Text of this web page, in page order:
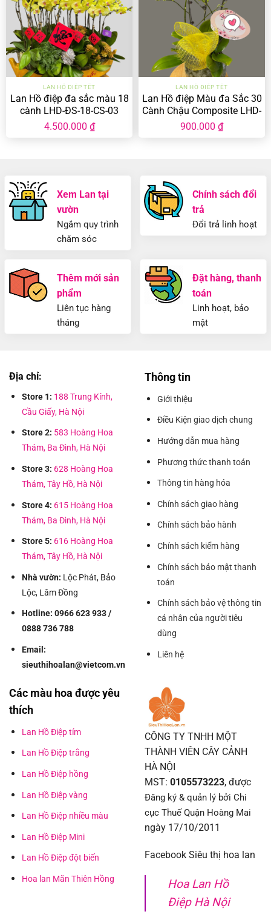
LAN HỒ ĐIỆP TẾT
Lan Hồ điệp đa sắc màu 18
cành LHD-ĐS-18-CS-03
4.500.000 ₫
LAN HỒ ĐIỆP TẾT
Lan Hồ điệp Màu đa Sắc 30
Cành Chậu Composite LHD-
MĐ-30-CC-01
900.000 ₫
Xem Lan tại
vườn
Ngắm quy trình
chăm sóc
Chính sách đổi
trả
Đổi trả linh hoạt
Thêm mới sản
phẩm
Liên tục hàng
tháng
Đặt hàng, thanh
toán
Linh hoạt, bảo
mật
Địa chỉ:
Store 1: 188 Trung Kính,
Cầu Giấy, Hà Nội
Store 2: 583 Hoàng Hoa
Thám, Ba Đình, Hà Nội
Store 3: 628 Hoàng Hoa
Thám, Tây Hồ, Hà Nội
Store 4: 615 Hoàng Hoa
Thám, Ba Đình, Hà Nội
Store 5: 616 Hoàng Hoa
Thám, Tây Hồ, Hà Nội
Nhà vườn: Lộc Phát, Bảo
Lộc, Lâm Đồng
Hotline: 0966 623 933 /
0888 736 788
Email:
sieuthihoalan@vietcom.vn
Thông tin
Giới thiệu
Điều Kiện giao dịch chung
Hướng dẫn mua hàng
Phương thức thanh toán
Thông tin hàng hóa
Chính sách giao hàng
Chính sách bảo hành
Chính sách kiểm hàng
Chính sách bảo mật thanh
toán
Chính sách bảo vệ thông tin
cá nhân của người tiêu
dùng
Liên hệ
Các màu hoa được yêu
thích
Lan Hồ Điệp tím
Lan Hồ Điệp trắng
Lan Hồ Điệp hồng
Lan Hồ Điệp vàng
Lan Hồ Điệp nhiều màu
Lan Hồ Điệp Mini
Lan Hồ Điệp đột biến
Hoa lan Mãn Thiên Hồng
CÔNG TY TNHH MỘT
THÀNH VIÊN CÂY CẢNH
HÀ NỘI
MST: 0105573223, được
Đăng ký & quản lý bởi Chi
cục Thuế Quận Hoàng Mai
ngày 17/10/2011
Facebook Siêu thị hoa lan
Hoa Lan Hồ
Điệp Hà Nội